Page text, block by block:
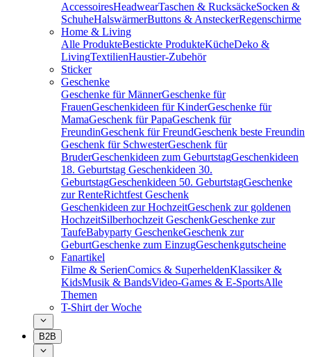
AccessoiresHeadwearTaschen & RucksäckeSocken &
SchuheHalswärmerButtons & AnsteckerRegenschirme
Home & Living
Alle ProdukteBestickte ProdukteKücheDeko &
LivingTextilienHaustier-Zubehör
Sticker
Geschenke
Geschenke für MännerGeschenke für
FrauenGeschenkideen für KinderGeschenke für
MamaGeschenk für PapaGeschenk für
FreundinGeschenk für FreundGeschenk beste Freundin
Geschenk für SchwesterGeschenk für
BruderGeschenkideen zum GeburtstagGeschenkideen
18. Geburtstag Geschenkideen 30.
GeburtstagGeschenkideen 50. GeburtstagGeschenke
zur RenteRichtfest Geschenk
Geschenkideen zur HochzeitGeschenk zur goldenen
HochzeitSilberhochzeit GeschenkGeschenke zur
TaufeBabyparty GeschenkeGeschenk zur
GeburtGeschenke zum EinzugGeschenkgutscheine
Fanartikel
Filme & SerienComics & SuperheldenKlassiker &
KidsMusik & BandsVideo-Games & E-SportsAlle
Themen
T-Shirt der Woche
B2B